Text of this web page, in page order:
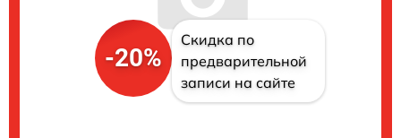
-20%
Скидка по
предварительной
записи на сайте